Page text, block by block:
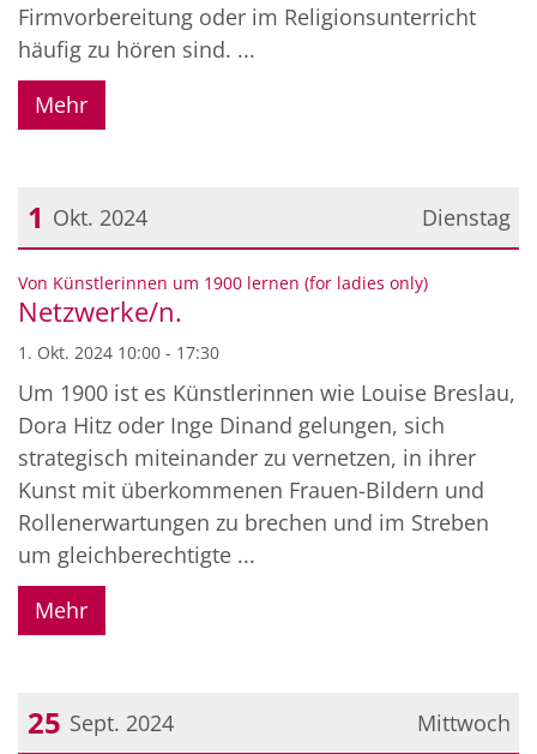
Firmvorbereitung oder im Religionsunterricht
häufig zu hören sind. ...
Mehr
Dienstag
1 Okt. 2024
Datum: 1. Oktober 2024
Von Künstlerinnen um 1900 lernen (for ladies only):
Netzwerke/n.
1. Okt. 2024 10:00 - 17:30
Um 1900 ist es Künstlerinnen wie Louise Breslau,
Dora Hitz oder Inge Dinand gelungen, sich
strategisch miteinander zu vernetzen, in ihrer
Kunst mit überkommenen Frauen-Bildern und
Rollenerwartungen zu brechen und im Streben
um gleichberechtigte ...
Mehr
Mittwoch
25 Sept. 2024